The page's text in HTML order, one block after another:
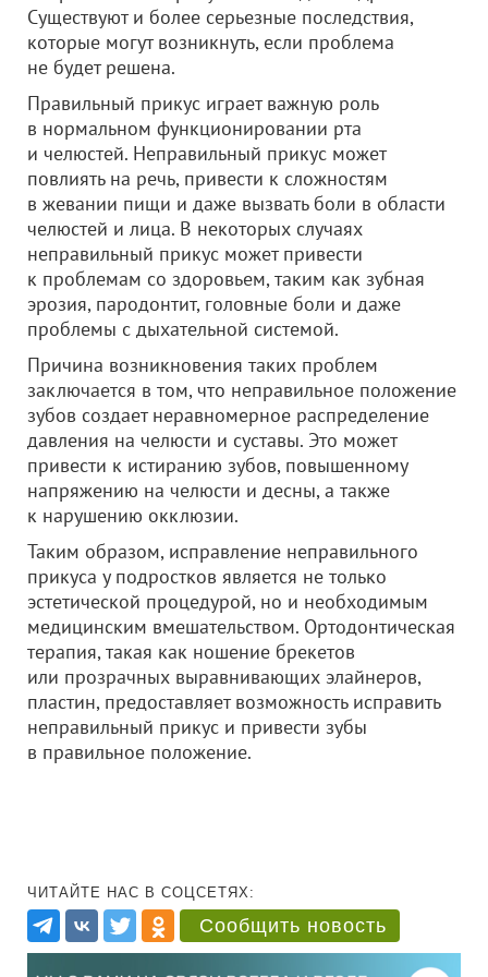
Существуют и более серьезные последствия,
которые могут возникнуть, если проблема
не будет решена.
Правильный прикус играет важную роль
в нормальном функционировании рта
и челюстей. Неправильный прикус может
повлиять на речь, привести к сложностям
в жевании пищи и даже вызвать боли в области
челюстей и лица. В некоторых случаях
неправильный прикус может привести
к проблемам со здоровьем, таким как зубная
эрозия, пародонтит, головные боли и даже
проблемы с дыхательной системой.
Причина возникновения таких проблем
заключается в том, что неправильное положение
зубов создает неравномерное распределение
давления на челюсти и суставы. Это может
привести к истиранию зубов, повышенному
напряжению на челюсти и десны, а также
к нарушению окклюзии.
Таким образом, исправление неправильного
прикуса у подростков является не только
эстетической процедурой, но и необходимым
медицинским вмешательством. Ортодонтическая
терапия, такая как ношение брекетов
или прозрачных выравнивающих элайнеров,
пластин, предоставляет возможность исправить
неправильный прикус и привести зубы
в правильное положение.
ЧИТАЙТЕ НАС В СОЦСЕТЯХ:
Сообщить новость